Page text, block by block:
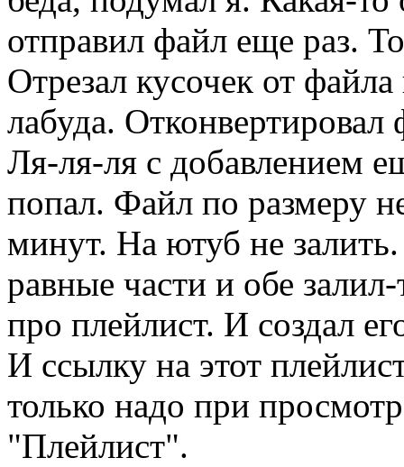
отправил файл еще раз.
Отрезал кусочек от
лабуда.
Ля-ля-ля с добавлением
попал. Файл по размеру
минут. На ютуб не
равные части и обе
про плейлист. И создал
И ссылку на этот
только надо при
"Плейлист".